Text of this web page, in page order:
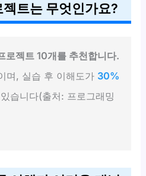
트는 무엇인가요?
로젝트 10개를 추천합니다.
며, 실습 후 이해도가 30%
습니다(출처: 프로그래밍